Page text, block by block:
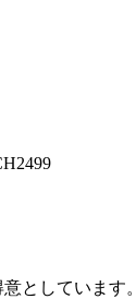
としています。